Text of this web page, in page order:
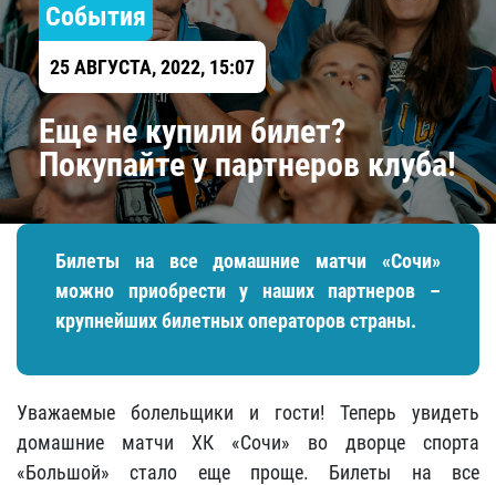
События
25 АВГУСТА, 2022, 15:07
Еще не купили билет?
Покупайте у партнеров клуба!
Билеты на все домашние матчи «Сочи»
можно приобрести у наших партнеров –
крупнейших билетных операторов страны.
Уважаемые болельщики и гости! Теперь увидеть
домашние матчи ХК «Сочи» во дворце спорта
«Большой» стало еще проще. Билеты на все